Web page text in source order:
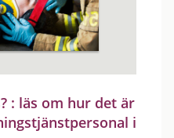
: läs om hur det är
i